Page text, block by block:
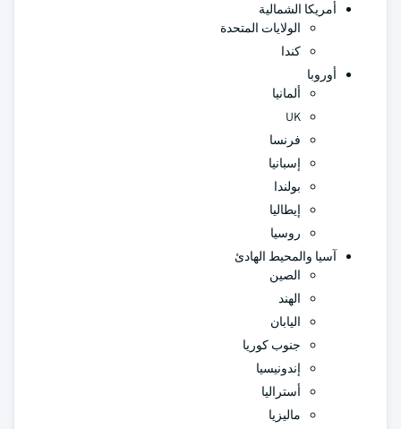
أمريكا الشمالية
الولايات المتحدة
كندا
أوروبا
ألمانيا
UK
فرنسا
إسبانيا
بولندا
إيطاليا
روسيا
آسيا والمحيط الهادئ
الصين
الهند
اليابان
جنوب كوريا
إندونيسيا
أستراليا
ماليزيا